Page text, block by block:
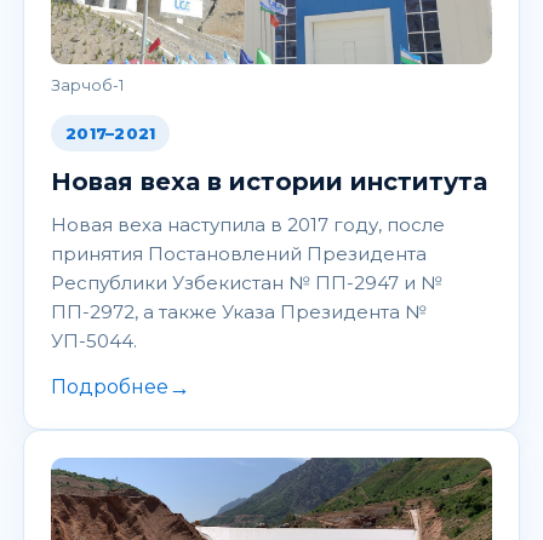
Зарчоб-1
2017–2021
Новая веха в истории института
Новая веха наступила в 2017 году, после
принятия Постановлений Президента
Республики Узбекистан № ПП-2947 и №
ПП-2972, а также Указа Президента №
УП-5044.
Подробнее →